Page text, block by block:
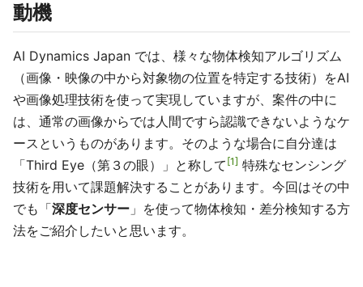
動機
AI Dynamics Japan では、様々な物体検知アルゴリズム
（画像・映像の中から対象物の位置を特定する技術）をAI
や画像処理技術を使って実現していますが、案件の中に
は、通常の画像からでは人間ですら認識できないようなケ
ースというものがあります。そのような場合に自分達は
「Third Eye（第３の眼）」と称して 1
特殊なセンシング
技術を用いて課題解決することがあります。今回はその中
でも「深度センサー 」を使って物体検知・差分検知する方
法をご紹介したいと思います。